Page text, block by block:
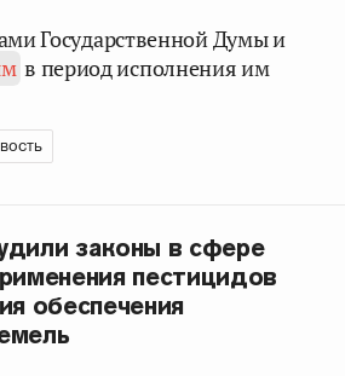
Государственной Думы и
в период исполнения им
законы в сфере
пестицидов
обеспечения